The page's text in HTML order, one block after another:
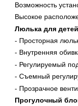
Возможность
Высокое
Люлька для
- Просторная
- Внутренняя
- Регулируемый
- Съемный
- Прозрачное
Прогулочный